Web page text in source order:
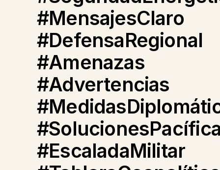
#MensajesClaro
#DefensaRegional
#Amenazas
#Advertencias
#EscaladaMilitar